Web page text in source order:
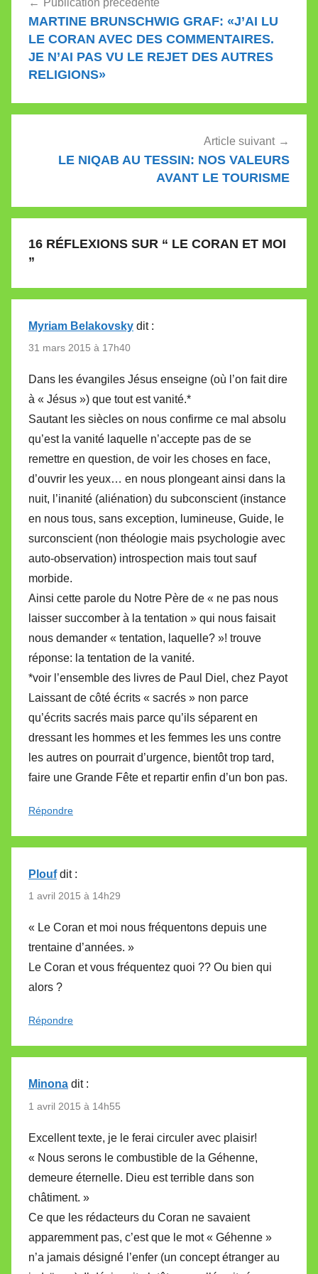
de
l’article
MARTINE BRUNSCHWIG GRAF: «J’AI LU
LE CORAN AVEC DES COMMENTAIRES.
JE N’AI PAS VU LE REJET DES AUTRES
RELIGIONS»
Article suivant
LE NIQAB AU TESSIN: NOS VALEURS
AVANT LE TOURISME
16 RÉFLEXIONS SUR “ LE CORAN ET MOI
”
Myriam Belakovsky dit :
31 mars 2015 à 17h40
Dans les évangiles Jésus enseigne (où l’on fait dire
à « Jésus ») que tout est vanité.*
Sautant les siècles on nous confirme ce mal absolu
qu’est la vanité laquelle n’accepte pas de se
remettre en question, de voir les choses en face,
d’ouvrir les yeux… en nous plongeant ainsi dans la
nuit, l’inanité (aliénation) du subconscient (instance
en nous tous, sans exception, lumineuse, Guide, le
surconscient (non théologie mais psychologie avec
auto-observation) introspection mais tout sauf
morbide.
Ainsi cette parole du Notre Père de « ne pas nous
laisser succomber à la tentation » qui nous faisait
nous demander « tentation, laquelle? »! trouve
réponse: la tentation de la vanité.
*voir l’ensemble des livres de Paul Diel, chez Payot
Laissant de côté écrits « sacrés » non parce
qu’écrits sacrés mais parce qu’ils séparent en
dressant les hommes et les femmes les uns contre
les autres on pourrait d’urgence, bientôt trop tard,
faire une Grande Fête et repartir enfin d’un bon pas.
Répondre
Plouf dit :
1 avril 2015 à 14h29
« Le Coran et moi nous fréquentons depuis une
trentaine d’années. »
Le Coran et vous fréquentez quoi ?? Ou bien qui
alors ?
Répondre
Minona dit :
1 avril 2015 à 14h55
Excellent texte, je le ferai circuler avec plaisir!
« Nous serons le combustible de la Géhenne,
demeure éternelle. Dieu est terrible dans son
châtiment. »
Ce que les rédacteurs du Coran ne savaient
apparemment pas, c’est que le mot « Géhenne »
n’a jamais désigné l’enfer (un concept étranger au